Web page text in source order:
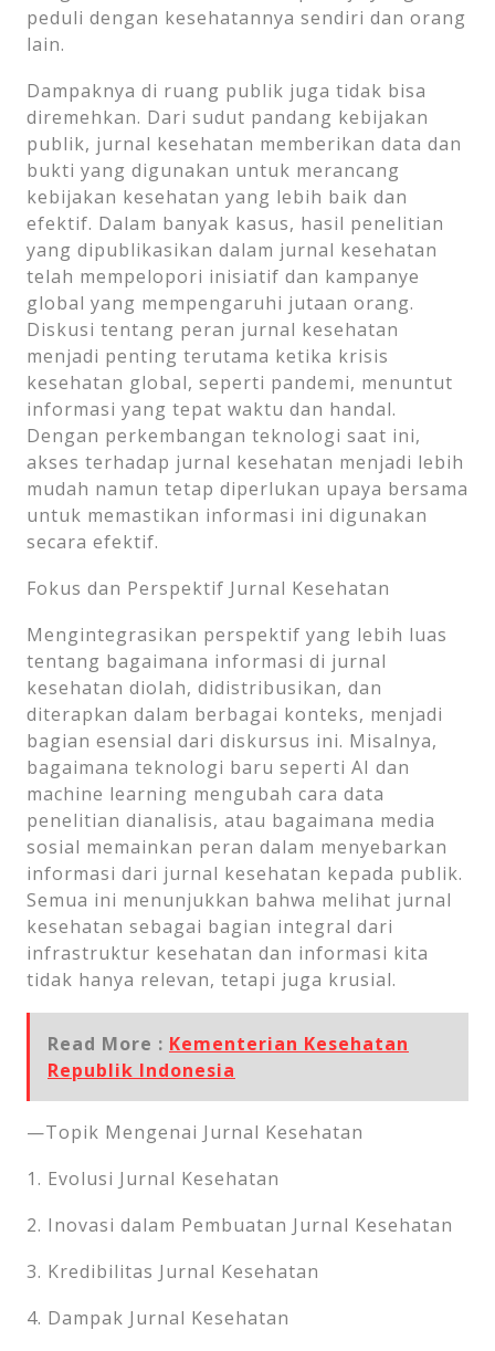
peduli dengan kesehatannya sendiri dan orang
lain.
Dampaknya di ruang publik juga tidak bisa
diremehkan. Dari sudut pandang kebijakan
publik, jurnal kesehatan memberikan data dan
bukti yang digunakan untuk merancang
kebijakan kesehatan yang lebih baik dan
efektif. Dalam banyak kasus, hasil penelitian
yang dipublikasikan dalam jurnal kesehatan
telah mempelopori inisiatif dan kampanye
global yang mempengaruhi jutaan orang.
Diskusi tentang peran jurnal kesehatan
menjadi penting terutama ketika krisis
kesehatan global, seperti pandemi, menuntut
informasi yang tepat waktu dan handal.
Dengan perkembangan teknologi saat ini,
akses terhadap jurnal kesehatan menjadi lebih
mudah namun tetap diperlukan upaya bersama
untuk memastikan informasi ini digunakan
secara efektif.
Fokus dan Perspektif Jurnal Kesehatan
Mengintegrasikan perspektif yang lebih luas
tentang bagaimana informasi di jurnal
kesehatan diolah, didistribusikan, dan
diterapkan dalam berbagai konteks, menjadi
bagian esensial dari diskursus ini. Misalnya,
bagaimana teknologi baru seperti AI dan
machine learning mengubah cara data
penelitian dianalisis, atau bagaimana media
sosial memainkan peran dalam menyebarkan
informasi dari jurnal kesehatan kepada publik.
Semua ini menunjukkan bahwa melihat jurnal
kesehatan sebagai bagian integral dari
infrastruktur kesehatan dan informasi kita
tidak hanya relevan, tetapi juga krusial.
Read More : Kementerian Kesehatan
Republik Indonesia
—Topik Mengenai Jurnal Kesehatan
1. Evolusi Jurnal Kesehatan
2. Inovasi dalam Pembuatan Jurnal Kesehatan
3. Kredibilitas Jurnal Kesehatan
4. Dampak Jurnal Kesehatan